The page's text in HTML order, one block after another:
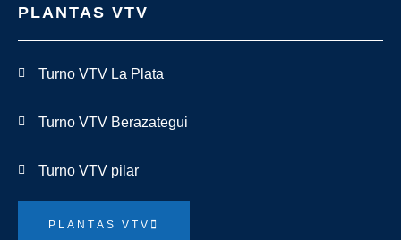
PLANTAS VTV
Turno VTV La Plata
Turno VTV Berazategui
Turno VTV pilar
PLANTAS VTV